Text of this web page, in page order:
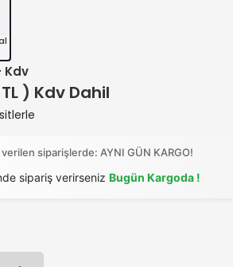
Kdv
) Kdv Dahil
siparişlerde: AYNI GÜN KARGO!
sipariş verirseniz Bugün Kargoda !